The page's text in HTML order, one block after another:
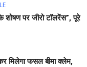
शोषण पर जीरो टॉलरेंस”, पूरे
मिलेगा फसल बीमा क्लेम,